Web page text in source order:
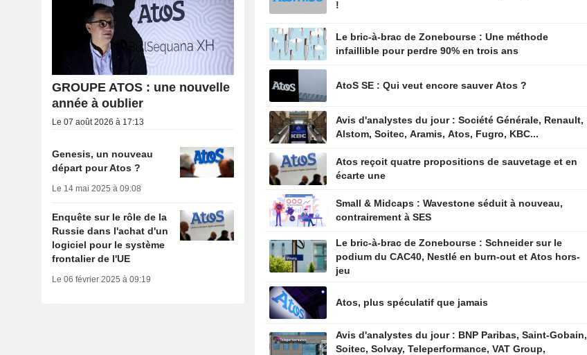
!
Le bric-à-brac de Zonebourse : Une méthode
infaillible pour perdre 90% en trois ans
AtoS SE : Qui veut encore sauver Atos ?
Avis d'analystes du jour : Société Générale, Renault,
Alstom, Soitec, Aramis, Atos, Fugro, KBC...
Atos reçoit quatre propositions de sauvetage et en
écarte une
Small & Midcaps : Wavestone séduit à nouveau,
contrairement à SES
Le bric-à-brac de Zonebourse : Schneider sur le
podium du CAC40, Nestlé en burn-out et Atos hors-
jeu
Atos, plus spéculatif que jamais
Avis d'analystes du jour : BNP Paribas, Saint-Gobain,
Soitec, Solvay, Teleperformance, VAT Group,
GROUPE ATOS : une nouvelle
année à oublier
Le 07 août 2026 à 17:13
Genesis, un nouveau
départ pour Atos ?
Le 14 mai 2025 à 09:08
Enquête sur le rôle de la
Russie dans l'achat d'un
logiciel pour le système
frontalier de l'UE
Le 06 février 2025 à 09:19